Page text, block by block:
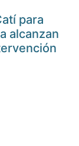
para
alcanzan